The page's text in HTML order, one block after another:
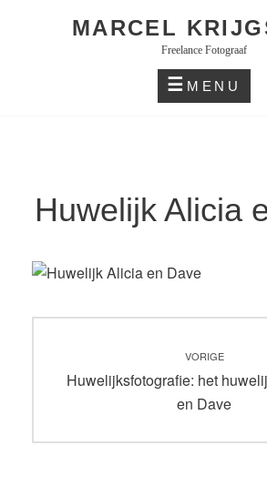
MARCEL
Freelance Fotograaf
MENU
Huwelijk Alicia
navigatie
VORIGE
Vorig
Huwelijksfotografie: het
en Dave